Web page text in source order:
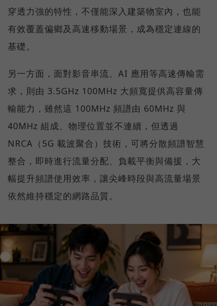
穿透力強的特性，不僅能深入建築物室內，也能
有效覆蓋偏鄉及高速移動場景，成為穩定連線的
基礎。
另一方面，面對影音串流、AI 應用等高速傳輸需
求，則由 3.5GHz 100MHz 大頻寬提供高容量傳
輸能力，雖然這 100MHz 頻譜由 60MHz 與
40MHz 組成、物理位置並不連續，但透過
NRCA（5G 載波聚合）技術，可將分散頻譜智慧
整合，即時進行流量分配、負載平衡與備援，大
幅提升頻譜使用效率，讓尖峰時段與高流量場景
依然維持穩定的網路品質。